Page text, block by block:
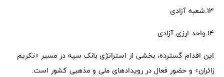
۱۳.شعبه آزادی
۱۴.واحد ارزی آزادی
این اقدام گسترده، بخشی از استراتژی بانک سپه در مسیر «تکریم
زائران» و حضور فعال در رویدادهای ملی و مذهبی کشور است.